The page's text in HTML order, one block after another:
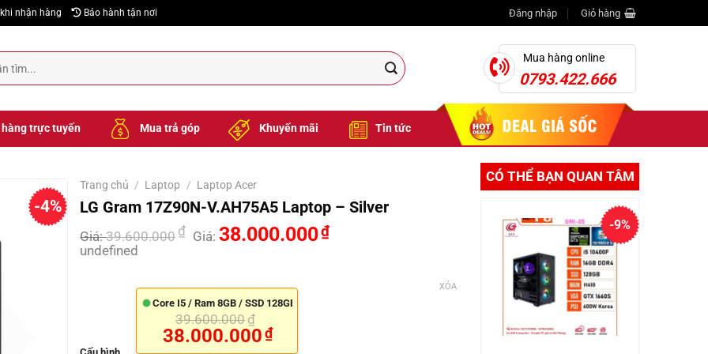
nhận hàng Bảo hành tận nơi Đăng nhập Giỏ hàng
Mua hàng online
0793.422.666
hàng trực tuyến Mua trả góp Khuyến mãi Tin tức
CÓ THỂ BẠN QUAN TÂM
-9%
-4%
Trang chủ / Laptop / Laptop Acer
LG Gram 17Z90N-V.AH75A5 Laptop – Silver
Giá:39.600.000 ₫ Giá:38.000.000₫
undefined
Core I5 / Ram 8GB / SSD 128GB
39.600.000 ₫
Giá gốc là: 39.600.000₫.
38.000.000₫
Giá hiện tại là: 38.000.000₫.
XÓA